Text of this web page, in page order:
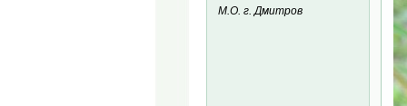
М.О. г. Дмитров